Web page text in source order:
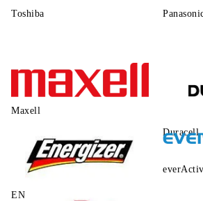
Toshiba
Maxell
Duracell
ENERGIZER